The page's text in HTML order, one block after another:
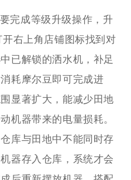
完成等级升级操作，升
右上角店铺图标找到对
已解锁的洒水机，补足
耗摩尔豆即可完成进
显著扩大，能减少田地
机器带来的电量损耗。
库与田地中不能同时存
器存入仓库，系统才会